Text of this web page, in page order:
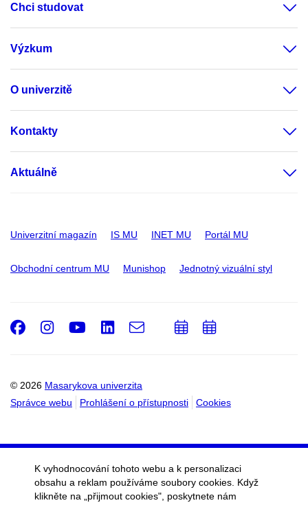
Chci studovat
Výzkum
O univerzitě
Kontakty
Aktuálně
Univerzitní magazín IS MU INET MU Portál MU
Obchodní centrum MU Munishop Jednotný vizuální styl
© 2026 Masarykova univerzita
Správce webu
Prohlášení o přístupnosti Cookies
Facebook
Instagram
Youtube
LinkedIn
e-
PřidatPřidat
K vyhodnocování tohoto webu a k personalizaci
obsahu a reklam používáme soubory cookies. Když
klikněte na „přijmout cookies", poskytnete nám